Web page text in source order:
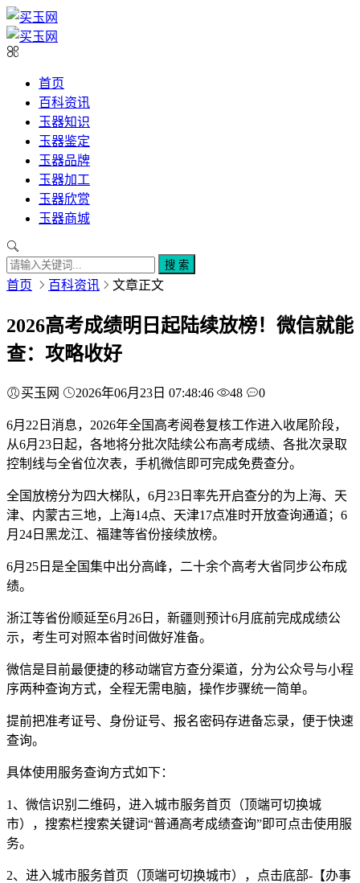
首页
百科资讯
玉器知识
玉器鉴定
玉器品牌
玉器加工
玉器欣赏
玉器商城
搜 索
首页 百科资讯 文章正文
2026高考成绩明日起陆续放榜！微信就能
查：攻略收好
买玉网 2026年06月23日 07:48:46 48 0
6月22日消息，2026年全国高考阅卷复核工作进入收尾阶段，
从6月23日起，各地将分批次陆续公布高考成绩、各批次录取
控制线与全省位次表，手机微信即可完成免费查分。
全国放榜分为四大梯队，6月23日率先开启查分的为上海、天
津、内蒙古三地，上海14点、天津17点准时开放查询通道；6
月24日黑龙江、福建等省份接续放榜。
6月25日是全国集中出分高峰，二十余个高考大省同步公布成
绩。
浙江等省份顺延至6月26日，新疆则预计6月底前完成成绩公
示，考生可对照本省时间做好准备。
微信是目前最便捷的移动端官方查分渠道，分为公众号与小程
序两种查询方式，全程无需电脑，操作步骤统一简单。
提前把准考证号、身份证号、报名密码存进备忘录，便于快速
查询。
具体使用服务查询方式如下：
1、微信识别二维码，进入城市服务首页（顶端可切换城
市），搜索栏搜索关键词“普通高考成绩查询”即可点击使用服
务。
2、进入城市服务首页（顶端可切换城市），点击底部-【办事